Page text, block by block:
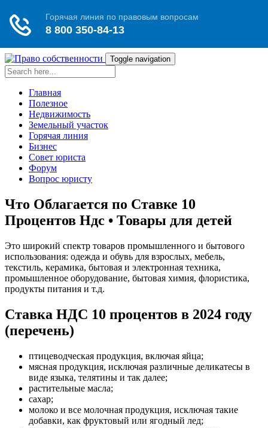
Toggle navigation
Главная
Полезное
Недвижимость
Земельный участок
Горячая линия
Бизнес
Совет юриста
Форум
Вопрос юристу
Что Облагается по Ставке 10
Процентов Ндс • Товары для детей
Это широкий спектр товаров промышленного и бытового
использования: одежда и обувь для взрослых, мебель,
текстиль, керамика, бытовая и электронная техника,
промышленное оборудование, бытовая химия, флористика,
продукты питания и т.д.
Ставка НДС 10 процентов в 2024 году
(перечень)
птицеводческая продукция, включая яйца;
мясная продукция, исключая различные деликатесы в
виде языка, телятины и так далее;
растительные масла;
сахар;
молоко и все молочная продукция, исключая такие
добавки, как фруктовый или ягодный лед;